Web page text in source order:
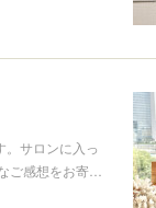
。サロンに入っ
ご感想をお寄…